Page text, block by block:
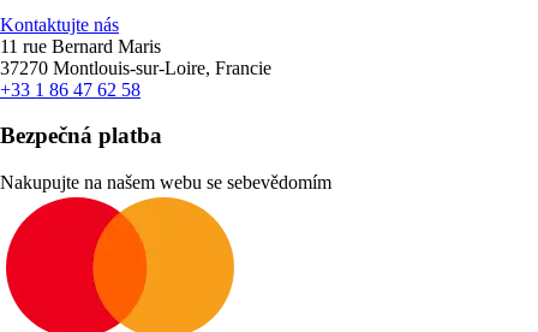
Kontaktujte nás
11 rue Bernard Maris
37270 Montlouis-sur-Loire, Francie
+33 1 86 47 62 58
Bezpečná platba
Nakupujte na našem webu se sebevědomím